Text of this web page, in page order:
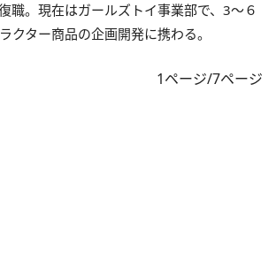
職。現在はガールズトイ事業部で、3～６
クター商品の企画開発に携わる。
1ページ/7ページ